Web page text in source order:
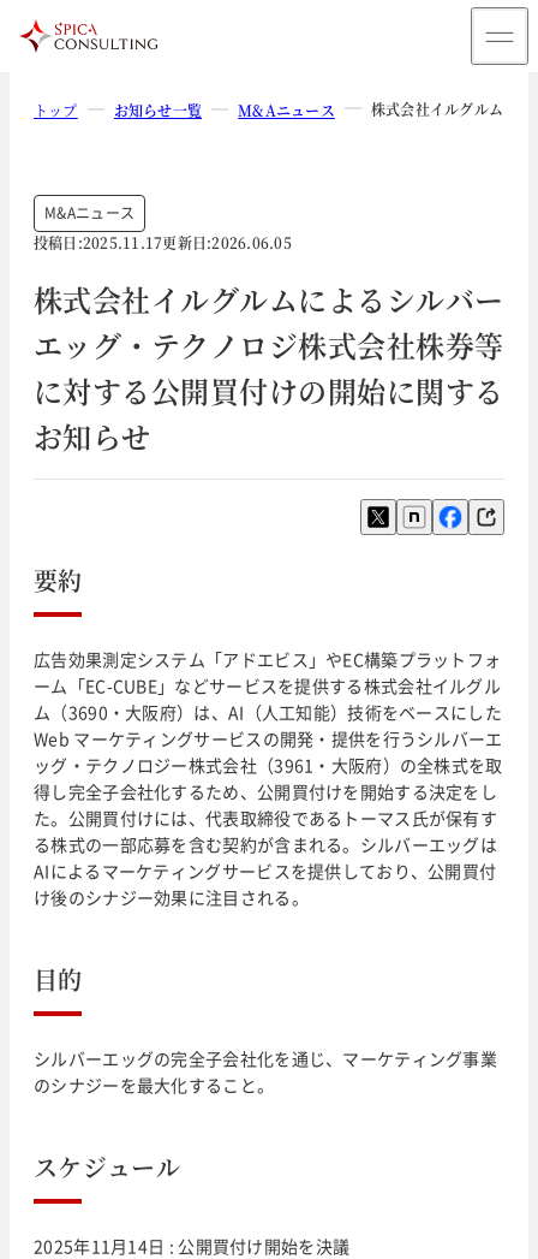
トップ お知らせ一覧 M&Aニュース 株式会社イルグルムに
M&Aニュース
投稿日:2025.11.17更新日:2026.06.05
株式会社イルグルムによるシルバー
エッグ・テクノロジ株式会社株券等
に対する公開買付けの開始に関する
お知らせ
要約
広告効果測定システム「アドエビス」やEC構築プラットフォ
ーム「EC-CUBE」などサービスを提供する株式会社イルグル
ム（3690・大阪府）は、AI（人工知能）技術をベースにした
Web マーケティングサービスの開発・提供を行うシルバーエ
ッグ・テクノロジー株式会社（3961・大阪府）の全株式を取
得し完全子会社化するため、公開買付けを開始する決定をし
た。公開買付けには、代表取締役であるトーマス氏が保有す
る株式の一部応募を含む契約が含まれる。シルバーエッグは
AIによるマーケティングサービスを提供しており、公開買付
け後のシナジー効果に注目される。
目的
シルバーエッグの完全子会社化を通じ、マーケティング事業
のシナジーを最大化すること。
スケジュール
2025年11月14日 : 公開買付け開始を決議